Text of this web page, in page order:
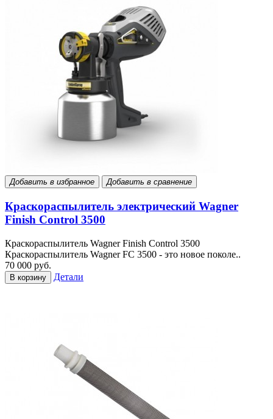
Добавить в избранное Добавить в сравнение
Краскораспылитель электрический Wagner
Finish Control 3500
Краскораспылитель Wagner Finish Control 3500
Краскораспылитель Wagner FC 3500 - это новое поколе..
70 000 руб.
В корзину Детали